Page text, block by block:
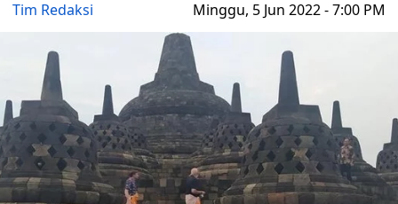
Tim Redaksi Minggu, 5 Jun 2022 - 7:00 PM